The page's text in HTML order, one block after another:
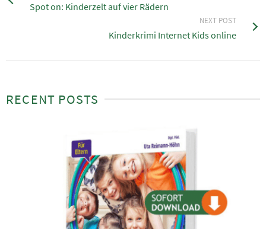
Spot on: Kinderzelt auf vier Rädern
NEXT POST
Kinderkrimi Internet Kids online
RECENT POSTS